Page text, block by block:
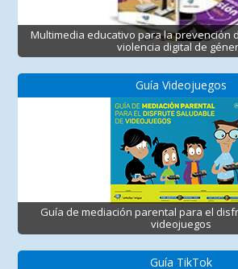
Multimedia educativo para la prevención
violencia digital de
Guía Videojuegos
Guía de mediación parental para el
videojuegos
Guía TikTok